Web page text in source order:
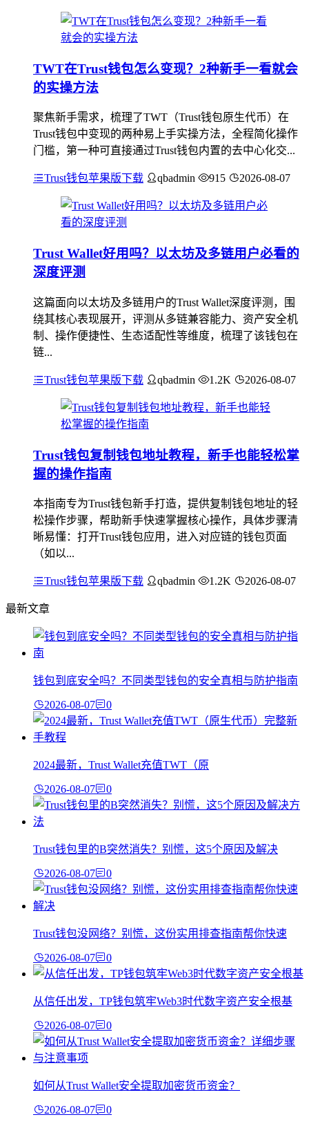
TWT在Trust钱包怎么变现？2种新手一看就会
的实操方法
聚焦新手需求，梳理了TWT（Trust钱包原生代币）在
Trust钱包中变现的两种易上手实操方法，全程简化操作
门槛，第一种可直接通过Trust钱包内置的去中心化交...
Trust钱包苹果版下载 qbadmin 915 2026-08-07
Trust Wallet好用吗？以太坊及多链用户必看的
深度评测
这篇面向以太坊及多链用户的Trust Wallet深度评测，围
绕其核心表现展开，评测从多链兼容能力、资产安全机
制、操作便捷性、生态适配性等维度，梳理了该钱包在
链...
Trust钱包苹果版下载 qbadmin 1.2K 2026-08-07
Trust钱包复制钱包地址教程，新手也能轻松掌
握的操作指南
本指南专为Trust钱包新手打造，提供复制钱包地址的轻
松操作步骤，帮助新手快速掌握核心操作，具体步骤清
晰易懂：打开Trust钱包应用，进入对应链的钱包页面
（如以...
Trust钱包苹果版下载 qbadmin 1.2K 2026-08-07
最新文章
钱包到底安全吗？不同类型钱包的安全真相与防护指南
2026-08-07 0
2024最新，Trust Wallet充值TWT（原
2026-08-07 0
Trust钱包里的B突然消失？别慌，这5个原因及解决
2026-08-07 0
Trust钱包没网络？别慌，这份实用排查指南帮你快速
2026-08-07 0
从信任出发，TP钱包筑牢Web3时代数字资产安全根基
2026-08-07 0
如何从Trust Wallet安全提取加密货币资金？
2026-08-07 0